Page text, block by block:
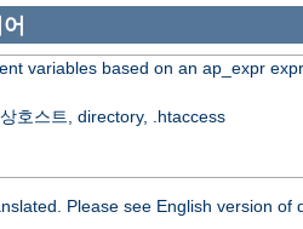
variables based on an ap_expr
호스트, directory, .htaccess
Please see English version of